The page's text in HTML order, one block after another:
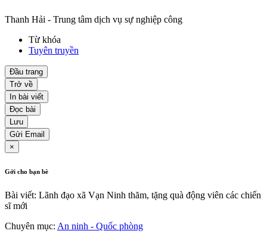
Thanh Hải - Trung tâm dịch vụ sự nghiệp công
Từ khóa
Tuyên truyền
Đầu trang
Trở về
In bài viết
Đọc bài
Lưu
Gửi Email
×
Gởi cho bạn bè
Bài viết: Lãnh đạo xã Vạn Ninh thăm, tặng quà động viên các chiến
sĩ mới
Chuyên mục: An ninh - Quốc phòng